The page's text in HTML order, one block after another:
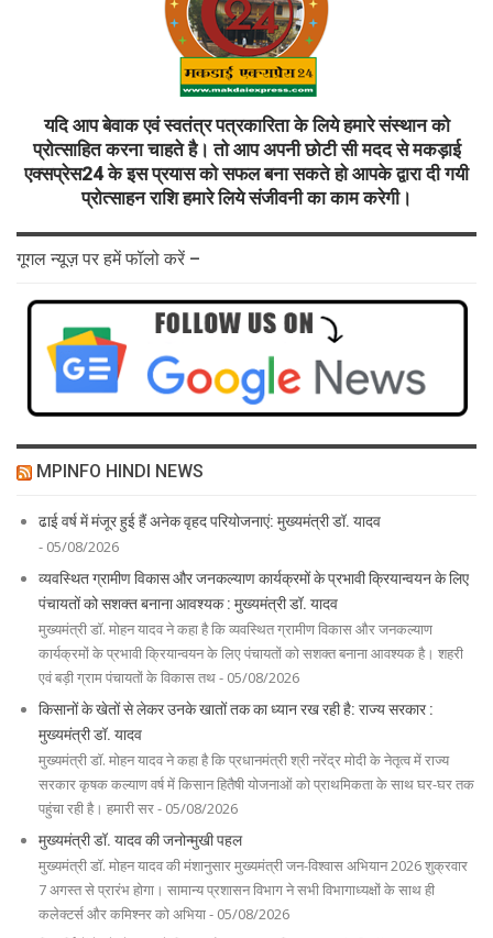
यदि आप बेवाक एवं स्वतंत्र पत्रकारिता के लिये हमारे संस्थान को
प्रोत्साहित करना चाहते है। तो आप अपनी छोटी सी मदद से मकड़ाई
एक्सप्रेस24 के इस प्रयास को सफल बना सकते हो आपके द्वारा दी गयी
प्रोत्साहन राशि हमारे लिये संजीवनी का काम करेगी।
गूगल न्यूज़ पर हमें फॉलो करें –
MPINFO HINDI NEWS
ढाई वर्ष में मंजूर हुई हैं अनेक वृहद परियोजनाएं: मुख्यमंत्री डॉ. यादव
- 05/08/2026
व्यवस्थित ग्रामीण विकास और जनकल्याण कार्यक्रमों के प्रभावी क्रियान्वयन के लिए
पंचायतों को सशक्त बनाना आवश्यक : मुख्यमंत्री डॉ. यादव
मुख्यमंत्री डॉ. मोहन यादव ने कहा है कि व्यवस्थित ग्रामीण विकास और जनकल्याण
कार्यक्रमों के प्रभावी क्रियान्वयन के लिए पंचायतों को सशक्त बनाना आवश्यक है। शहरी
एवं बड़ी ग्राम पंचायतों के विकास तथ - 05/08/2026
किसानों के खेतों से लेकर उनके खातों तक का ध्यान रख रही है: राज्य सरकार :
मुख्यमंत्री डॉ. यादव
मुख्यमंत्री डॉ. मोहन यादव ने कहा है कि प्रधानमंत्री श्री नरेंद्र मोदी के नेतृत्व में राज्य
सरकार कृषक कल्याण वर्ष में किसान हितैषी योजनाओं को प्राथमिकता के साथ घर-घर तक
पहुंचा रही है। हमारी सर - 05/08/2026
मुख्यमंत्री डॉ. यादव की जनोन्मुखी पहल
मुख्यमंत्री डॉ. मोहन यादव की मंशानुसार मुख्यमंत्री जन-विश्वास अभियान 2026 शुक्रवार
7 अगस्त से प्रारंभ होगा। सामान्य प्रशासन विभाग ने सभी विभागाध्यक्षों के साथ ही
कलेक्टर्स और कमिश्नर को अभिया - 05/08/2026